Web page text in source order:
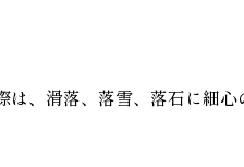
、滑落、落雪、落石に細心